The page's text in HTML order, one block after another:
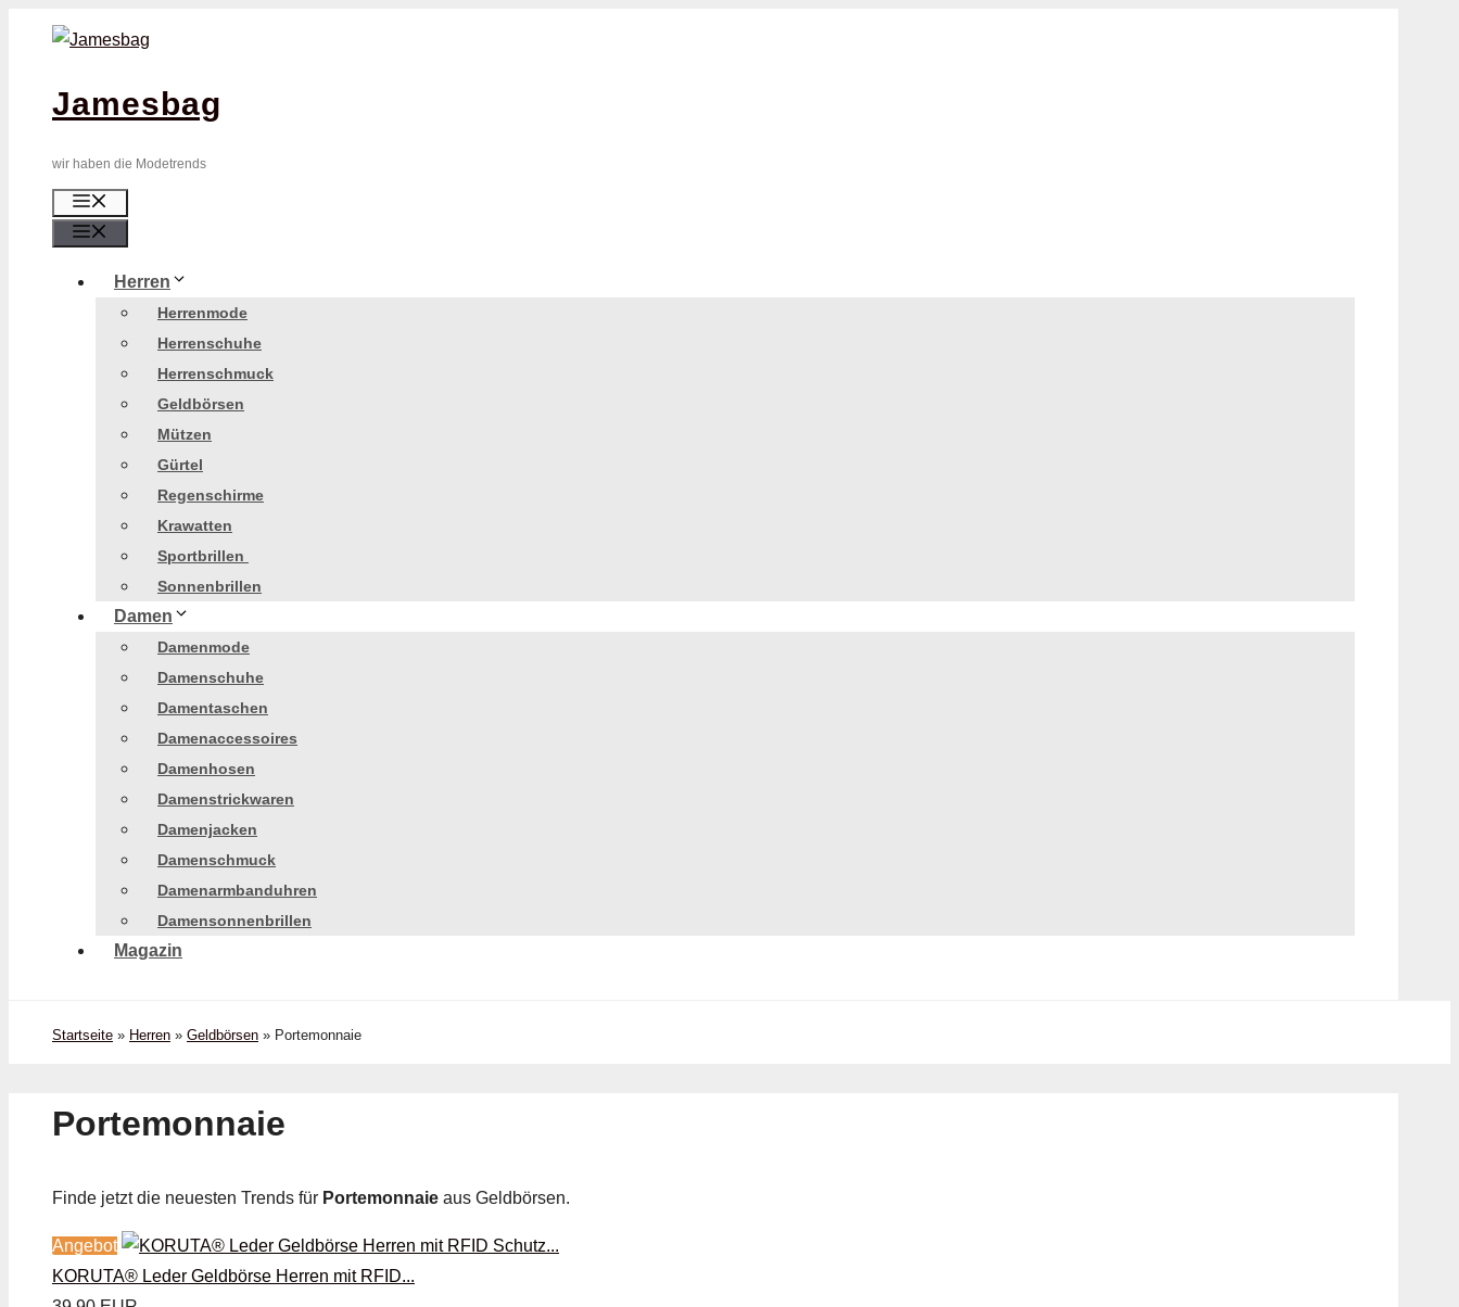
Jamesbag
wir haben die Modetrends
Herren
Herrenmode
Herrenschuhe
Herrenschmuck
Geldbörsen
Mützen
Gürtel
Regenschirme
Krawatten
Sportbrillen
Sonnenbrillen
Damen
Damenmode
Damenschuhe
Damentaschen
Damenaccessoires
Damenhosen
Damenstrickwaren
Damenjacken
Damenschmuck
Damenarmbanduhren
Damensonnenbrillen
Magazin
Startseite » Herren » Geldbörsen » Porte­monnaie
Porte­monnaie
Finde jetzt die neuesten Trends für Porte­monnaie aus Geldbörsen.
Angebot
KORUTA® Leder Geldbörse Herren mit RFID...